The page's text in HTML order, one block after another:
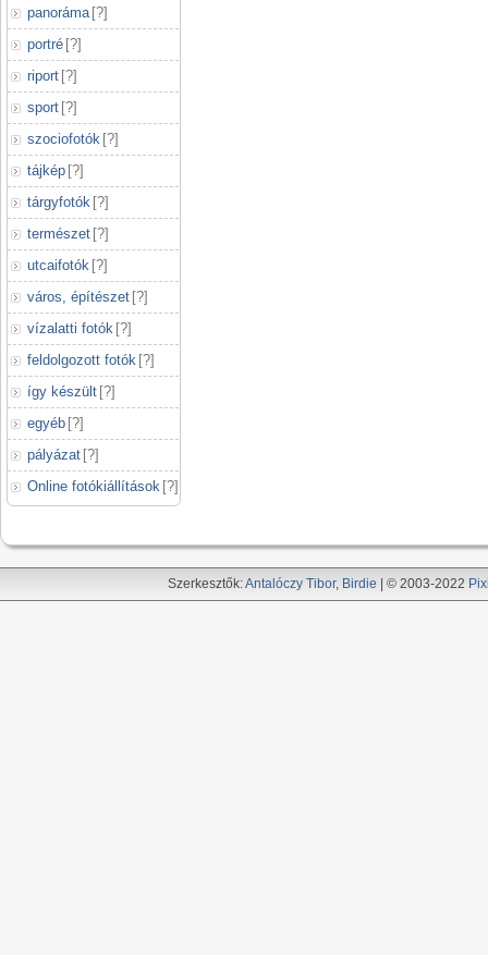
panoráma [?]
portré [?]
riport [?]
sport [?]
szociofotók [?]
tájkép [?]
tárgyfotók [?]
természet [?]
utcaifotók [?]
város, építészet [?]
vízalatti fotók [?]
feldolgozott fotók [?]
így készült [?]
egyéb [?]
pályázat [?]
Online fotókiállítások [?]
Szerkesztők:Antalóczy Tibor, Birdie | © 2003-2022